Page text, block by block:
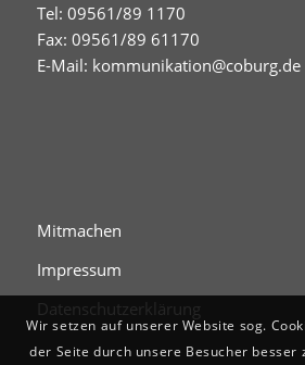
Tel: 09561/89 1170
Fax: 09561/89 61170
E-Mail: kommunikation@coburg.de
Mitmachen
Impressum
Datenschutzerklärung
Wir setzen auf unserer Website sog.
der Seite durch unsere Besucher besser